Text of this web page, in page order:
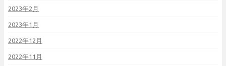
2023年2月
2023年1月
2022年12月
2022年11月